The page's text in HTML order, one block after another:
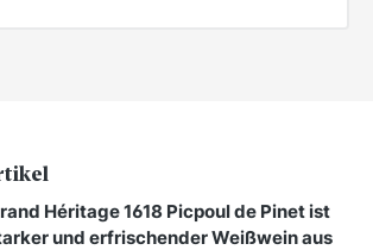
Héritage 1618 Picpoul de Pinet ist
und erfrischender Weißwein aus